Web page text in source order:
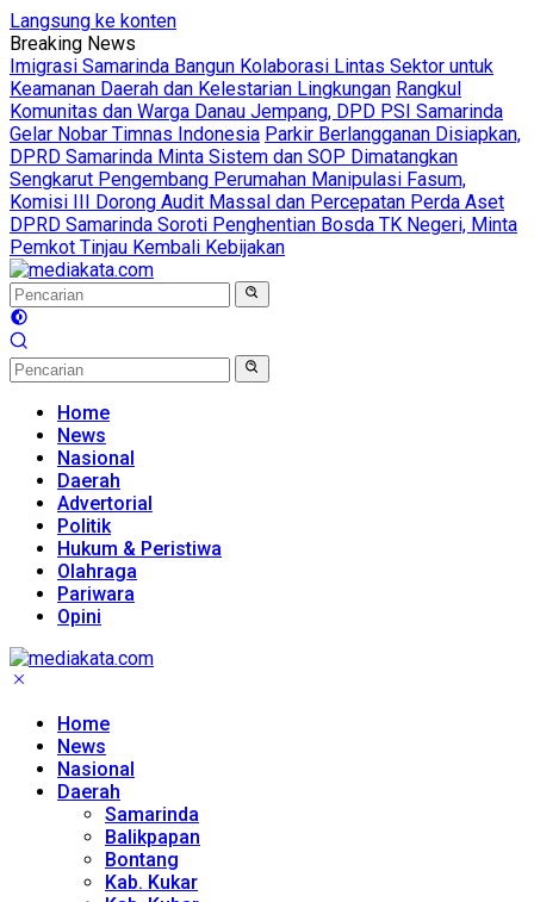
Langsung ke konten
Breaking News
Imigrasi Samarinda Bangun Kolaborasi Lintas Sektor untuk
Keamanan Daerah dan Kelestarian Lingkungan Rangkul
Komunitas dan Warga Danau Jempang, DPD PSI Samarinda
Gelar Nobar Timnas Indonesia Parkir Berlangganan Disiapkan,
DPRD Samarinda Minta Sistem dan SOP Dimatangkan
Sengkarut Pengembang Perumahan Manipulasi Fasum,
Komisi III Dorong Audit Massal dan Percepatan Perda Aset
DPRD Samarinda Soroti Penghentian Bosda TK Negeri, Minta
Pemkot Tinjau Kembali Kebijakan
Home
News
Nasional
Daerah
Advertorial
Politik
Hukum & Peristiwa
Olahraga
Pariwara
Opini
Home
News
Nasional
Daerah
Samarinda
Balikpapan
Bontang
Kab. Kukar